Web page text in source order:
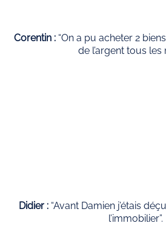
Corentin : “On a pu acheter 2
de l’argent tous les
Didier :“Avant Damien j’étais
l’immobilier”.